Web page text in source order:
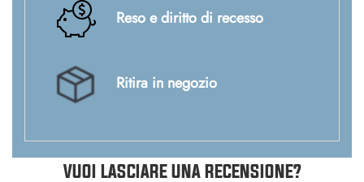
Reso e diritto di recesso
Ritira in negozio
VUOI LASCIARE UNA RECENSIONE?